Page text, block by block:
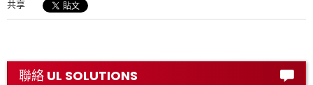
共享
聯絡 UL SOLUTIONS